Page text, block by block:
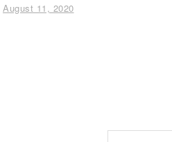
August 11, 2020